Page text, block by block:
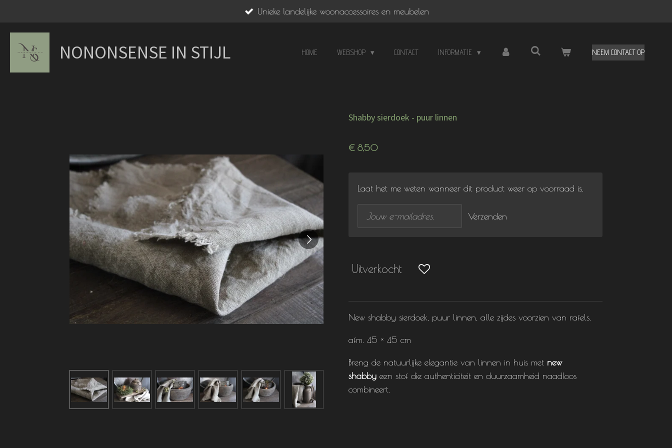
Unieke landelijke woonaccessoires en meubelen
NONONSENSE IN STIJL HOME WEBSHOP CONTACT INFORMATIE NEEM CONTACT OP
Shabby sierdoek - puur linnen
€ 8,50
Laat het me weten wanneer dit product weer op voorraad is.
Verzenden
Uitverkocht
New shabby sierdoek, puur linnen, alle zijdes voorzien van rafels.
afm. 45 × 45 cm
Breng de natuurlijke elegantie van linnen in huis met new
shabby een stof die authenticiteit en duurzaamheid naadloos
combineert.